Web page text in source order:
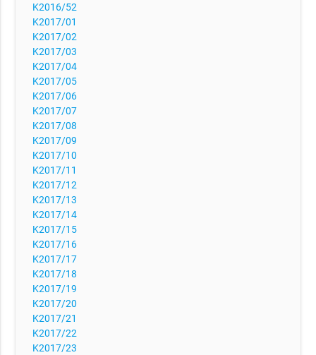
K2016/52
K2017/01
K2017/02
K2017/03
K2017/04
K2017/05
K2017/06
K2017/07
K2017/08
K2017/09
K2017/10
K2017/11
K2017/12
K2017/13
K2017/14
K2017/15
K2017/16
K2017/17
K2017/18
K2017/19
K2017/20
K2017/21
K2017/22
K2017/23